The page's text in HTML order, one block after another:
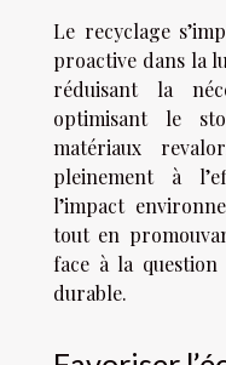
Le recyclage
proactive dans la
réduisant la
optimisant le
matériaux
pleinement à
l’impact
tout en
face à la
durable.